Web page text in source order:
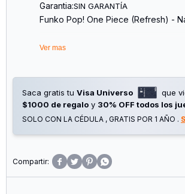
Garantia:SIN GARANTÍA
Funko Pop! One Piece (Refresh) -
Ver mas
Saca gratis tu Visa Universo
que
$1000 de regalo y 30% OFF todos los
SOLO CON LA CÉDULA , GRATIS POR 1 AÑO .
   